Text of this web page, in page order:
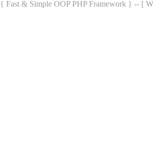
{ Fast & Simple OOP PHP Framework } -- [